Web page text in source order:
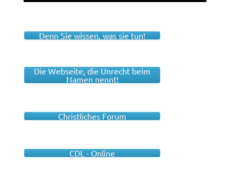
Denn Sie wissen, was sie tun!
Die Webseite, die Unrecht beim
Namen nennt!
Christliches Forum
CDL - Online